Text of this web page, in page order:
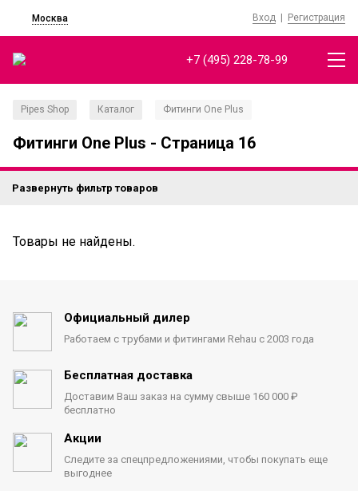
Москва Вход | Регистрация
+7 (495) 228-78-99
Pipes Shop Каталог Фитинги One Plus
Фитинги One Plus - Страница 16
Развернуть фильтр товаров
Товары не найдены.
Официальный дилер
Работаем с трубами и фитингами Rehau с 2003 года
Бесплатная доставка
Доставим Ваш заказ на сумму свыше 160 000 ₽
бесплатно
Акции
Следите за спецпредложениями, чтобы покупать еще
выгоднее